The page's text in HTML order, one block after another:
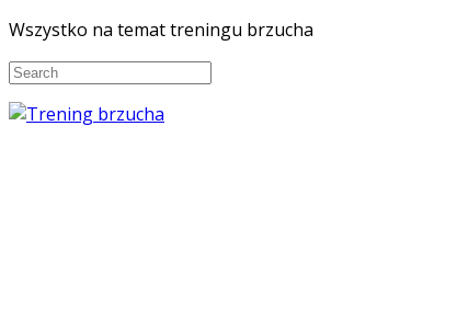
Wszystko na temat treningu brzucha